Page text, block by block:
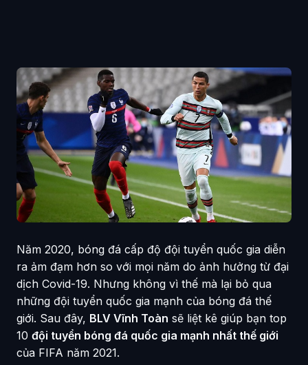
Năm 2020, bóng đá cấp độ đội tuyển quốc gia diễn
ra ảm đạm hơn so với mọi năm do ảnh hưởng từ đại
dịch Covid-19. Nhưng không vì thế mà lại bỏ qua
những đội tuyển quốc gia mạnh của bóng đá thế
giới. Sau đây, BLV Vĩnh Toàn sẽ liệt kê giúp bạn top
10 đội tuyển bóng đá quốc gia mạnh nhất thế giới
của FIFA năm 2021.